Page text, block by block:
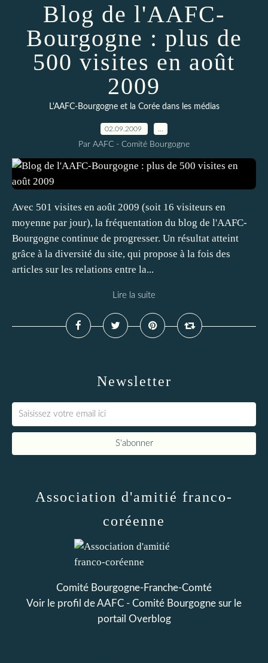
Blog de l'AAFC-
Bourgogne : plus de
500 visites en août
2009
L'AAFC-Bourgogne et la Corée dans les médias
02.09.2009
Par AAFC - Comité Bourgogne
Avec 501 visites en août 2009 (soit 16 visiteurs en
moyenne par jour), la fréquentation du blog de l'AAFC-
Bourgogne continue de progresser. Un résultat atteint
grâce à la diversité du site, qui propose à la fois des
articles sur les relations entre la...
Lire la suite
Newsletter
Association d'amitié franco-
coréenne
Comité Bourgogne-Franche-Comté
Voir le profil deAAFC - Comité Bourgogne sur le
portail Overblog